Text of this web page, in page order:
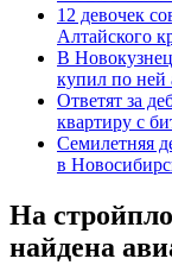
12 девочек
Алтайского
В
купил по ней
Ответят за
квартиру с
Семилетняя
в
На
найдена